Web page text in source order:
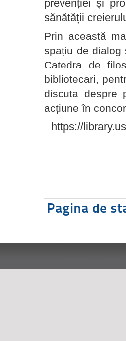
prevenției și
sănătății
Prin această
spațiu de dialog
Catedra de
bibliotecari,
discuta despre
acțiune în
https://
Pagina de